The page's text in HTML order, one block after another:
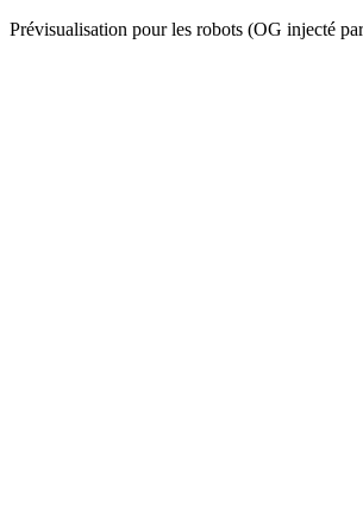
Prévisualisation pour les robots (OG injecté